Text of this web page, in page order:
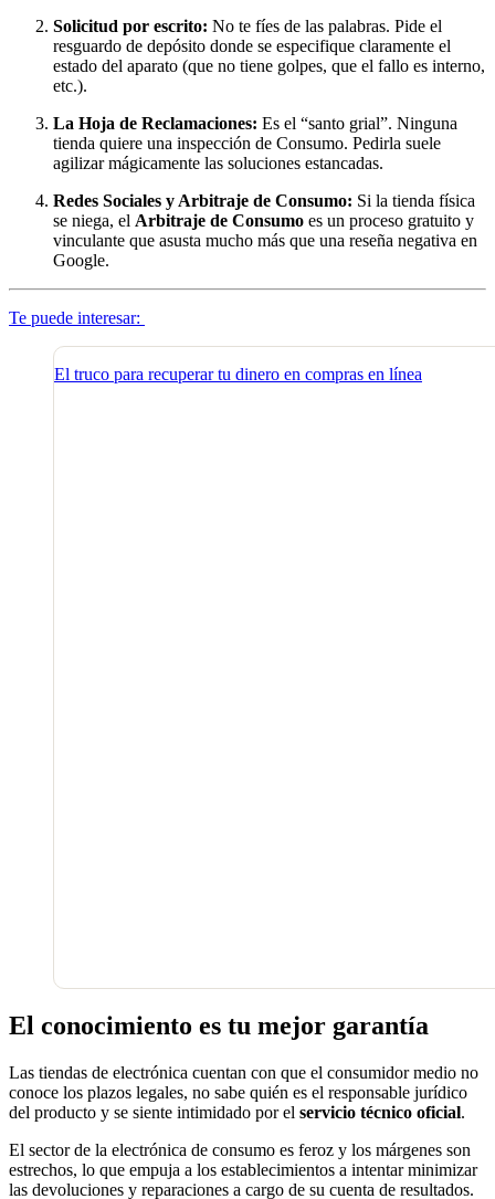
Solicitud por escrito: No te fíes de las palabras. Pide el
resguardo de depósito donde se especifique claramente el
estado del aparato (que no tiene golpes, que el fallo es interno,
etc.).
La Hoja de Reclamaciones: Es el “santo grial”. Ninguna
tienda quiere una inspección de Consumo. Pedirla suele
agilizar mágicamente las soluciones estancadas.
Redes Sociales y Arbitraje de Consumo: Si la tienda física
se niega, el Arbitraje de Consumo es un proceso gratuito y
vinculante que asusta mucho más que una reseña negativa en
Google.
Te puede interesar:
El truco para recuperar tu dinero en compras en línea
El conocimiento es tu mejor garantía
Las tiendas de electrónica cuentan con que el consumidor medio no
conoce los plazos legales, no sabe quién es el responsable jurídico
del producto y se siente intimidado por el servicio técnico oficial.
El sector de la electrónica de consumo es feroz y los márgenes son
estrechos, lo que empuja a los establecimientos a intentar minimizar
las devoluciones y reparaciones a cargo de su cuenta de resultados.